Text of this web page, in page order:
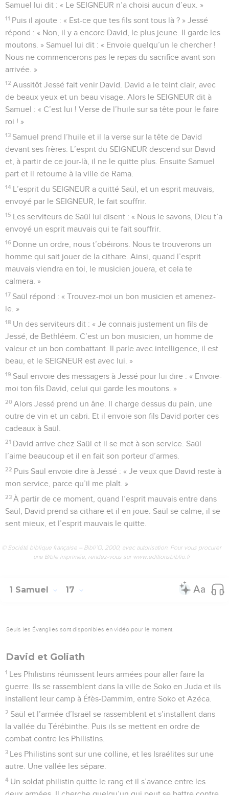
Samuel lui dit : « Le SEIGNEUR n’a choisi aucun d’eux. »
11 Puis il ajoute : « Est-ce que tes fils sont tous là ? » Jessé
répond : « Non, il y a encore David, le plus jeune. Il garde les
moutons. » Samuel lui dit : « Envoie quelqu’un le chercher !
Nous ne commencerons pas le repas du sacrifice avant son
arrivée. »
12 Aussitôt Jessé fait venir David. David a le teint clair, avec
de beaux yeux et un beau visage. Alors le SEIGNEUR dit à
Samuel : « C’est lui ! Verse de l’huile sur sa tête pour le faire
roi ! »
13 Samuel prend l’huile et il la verse sur la tête de David
devant ses frères. L’esprit du SEIGNEUR descend sur David
et, à partir de ce jour-là, il ne le quitte plus. Ensuite Samuel
part et il retourne à la ville de Rama.
14 L’esprit du SEIGNEUR a quitté Saül, et un esprit mauvais,
envoyé par le SEIGNEUR, le fait souffrir.
15 Les serviteurs de Saül lui disent : « Nous le savons, Dieu t’a
envoyé un esprit mauvais qui te fait souffrir.
16 Donne un ordre, nous t’obéirons. Nous te trouverons un
homme qui sait jouer de la cithare. Ainsi, quand l’esprit
mauvais viendra en toi, le musicien jouera, et cela te
calmera. »
17 Saül répond : « Trouvez-moi un bon musicien et amenez-
le. »
18 Un des serviteurs dit : « Je connais justement un fils de
Jessé, de Bethléem. C’est un bon musicien, un homme de
valeur et un bon combattant. Il parle avec intelligence, il est
beau, et le SEIGNEUR est avec lui. »
19 Saül envoie des messagers à Jessé pour lui dire : « Envoie-
moi ton fils David, celui qui garde les moutons. »
20 Alors Jessé prend un âne. Il charge dessus du pain, une
outre de vin et un cabri. Et il envoie son fils David porter ces
cadeaux à Saül.
21 David arrive chez Saül et il se met à son service. Saül
l’aime beaucoup et il en fait son porteur d’armes.
22 Puis Saül envoie dire à Jessé : « Je veux que David reste à
mon service, parce qu’il me plaît. »
23 À partir de ce moment, quand l’esprit mauvais entre dans
Saül, David prend sa cithare et il en joue. Saül se calme, il se
sent mieux, et l’esprit mauvais le quitte.
© Société biblique française – Bibli’O, 2000, avec autorisation. Pour vous procurer
une Bible imprimée, rendez-vous sur www.editionsbiblio.fr
1 Samuel 17
Seuls les Évangiles sont disponibles en vidéo pour le moment.
David et Goliath
1 Les Philistins réunissent leurs armées pour aller faire la
guerre. Ils se rassemblent dans la ville de Soko en Juda et ils
installent leur camp à Éfès-Dammim, entre Soko et Azéca.
2 Saül et l’armée d’Israël se rassemblent et s’installent dans
la vallée du Térébinthe. Puis ils se mettent en ordre de
combat contre les Philistins.
3 Les Philistins sont sur une colline, et les Israélites sur une
autre. Une vallée les sépare.
4 Un soldat philistin quitte le rang et il s’avance entre les